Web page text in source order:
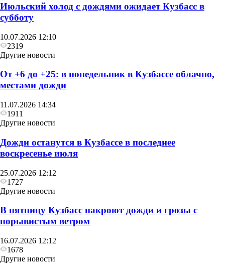
Июльский холод с дождями ожидает Кузбасс в
субботу
10.07.2026 12:10
2319
Другие новости
От +6 до +25: в понедельник в Кузбассе облачно,
местами дожди
11.07.2026 14:34
1911
Другие новости
Дожди останутся в Кузбассе в последнее
воскресенье июля
25.07.2026 12:12
1727
Другие новости
В пятницу Кузбасс накроют дожди и грозы с
порывистым ветром
16.07.2026 12:12
1678
Другие новости